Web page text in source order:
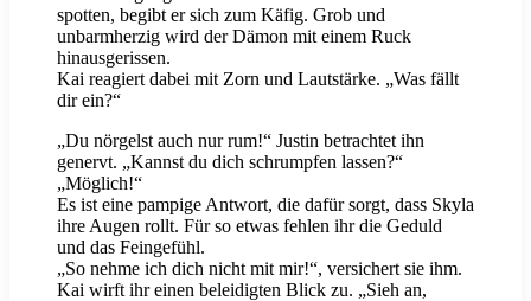
spotten, begibt er sich zum Käfig. Grob und
unbarmherzig wird der Dämon mit einem Ruck
hinausgerissen.
Kai reagiert dabei mit Zorn und Lautstärke. „Was fällt
dir ein?“
„Du nörgelst auch nur rum!“ Justin betrachtet ihn
genervt. „Kannst du dich schrumpfen lassen?“
„Möglich!“
Es ist eine pampige Antwort, die dafür sorgt, dass Skyla
ihre Augen rollt. Für so etwas fehlen ihr die Geduld
und das Feingefühl.
„So nehme ich dich nicht mit mir!“, versichert sie ihm.
Kai wirft ihr einen beleidigten Blick zu. „Sieh an,